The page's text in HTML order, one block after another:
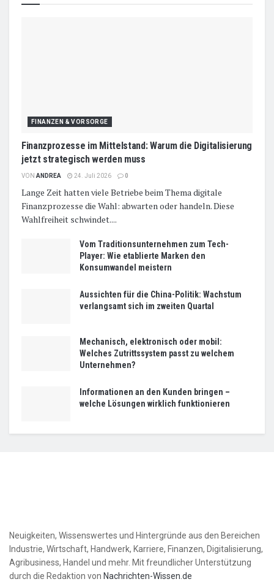
FINANZEN & VORSORGE
Finanzprozesse im Mittelstand: Warum die Digitalisierung
jetzt strategisch werden muss
VON ANDREA 24. Juli 2026 0
Lange Zeit hatten viele Betriebe beim Thema digitale
Finanzprozesse die Wahl: abwarten oder handeln. Diese
Wahlfreiheit schwindet....
Vom Traditionsunternehmen zum Tech-
Player: Wie etablierte Marken den
Konsumwandel meistern
Aussichten für die China-Politik: Wachstum
verlangsamt sich im zweiten Quartal
Mechanisch, elektronisch oder mobil:
Welches Zutrittssystem passt zu welchem
Unternehmen?
Informationen an den Kunden bringen –
welche Lösungen wirklich funktionieren
Neuigkeiten, Wissenswertes und Hintergründe aus den Bereichen
Industrie, Wirtschaft, Handwerk, Karriere, Finanzen, Digitalisierung,
Agribusiness, Handel und mehr. Mit freundlicher Unterstützung
durch die Redaktion von Nachrichten-Wissen.de